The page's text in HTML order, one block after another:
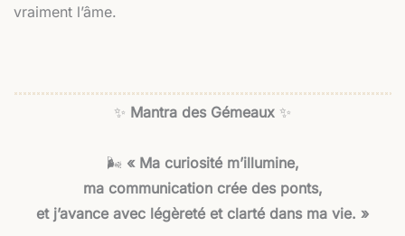
vraiment l’âme.
✨ Mantra des Gémeaux ✨
🌬️ « Ma curiosité m’illumine,
ma communication crée des ponts,
et j’avance avec légèreté et clarté dans ma vie. »